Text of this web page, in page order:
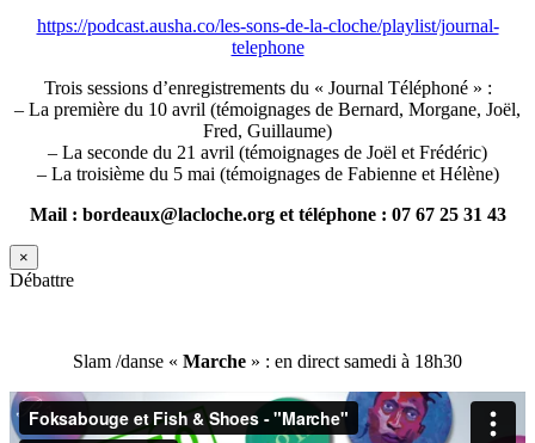
https://podcast.ausha.co/les-sons-de-la-cloche/playlist/journal-
telephone
Trois sessions d’enregistrements du « Journal Téléphoné » :
– La première du 10 avril (témoignages de Bernard, Morgane, Joël,
Fred, Guillaume)
– La seconde du 21 avril (témoignages de Joël et Frédéric)
– La troisième du 5 mai (témoignages de Fabienne et Hélène)
Mail : bordeaux@lacloche.org et téléphone : 07 67 25 31 43
×
Débattre
Slam /danse « Marche » : en direct samedi à 18h30